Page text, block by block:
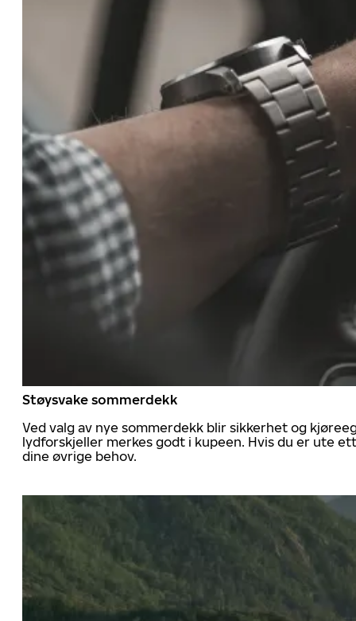
Støysvake sommerdekk
Ved valg av nye sommerdekk blir sikkerhet og
lydforskjeller merkes godt i kupeen. Hvis du er ute
dine øvrige behov.